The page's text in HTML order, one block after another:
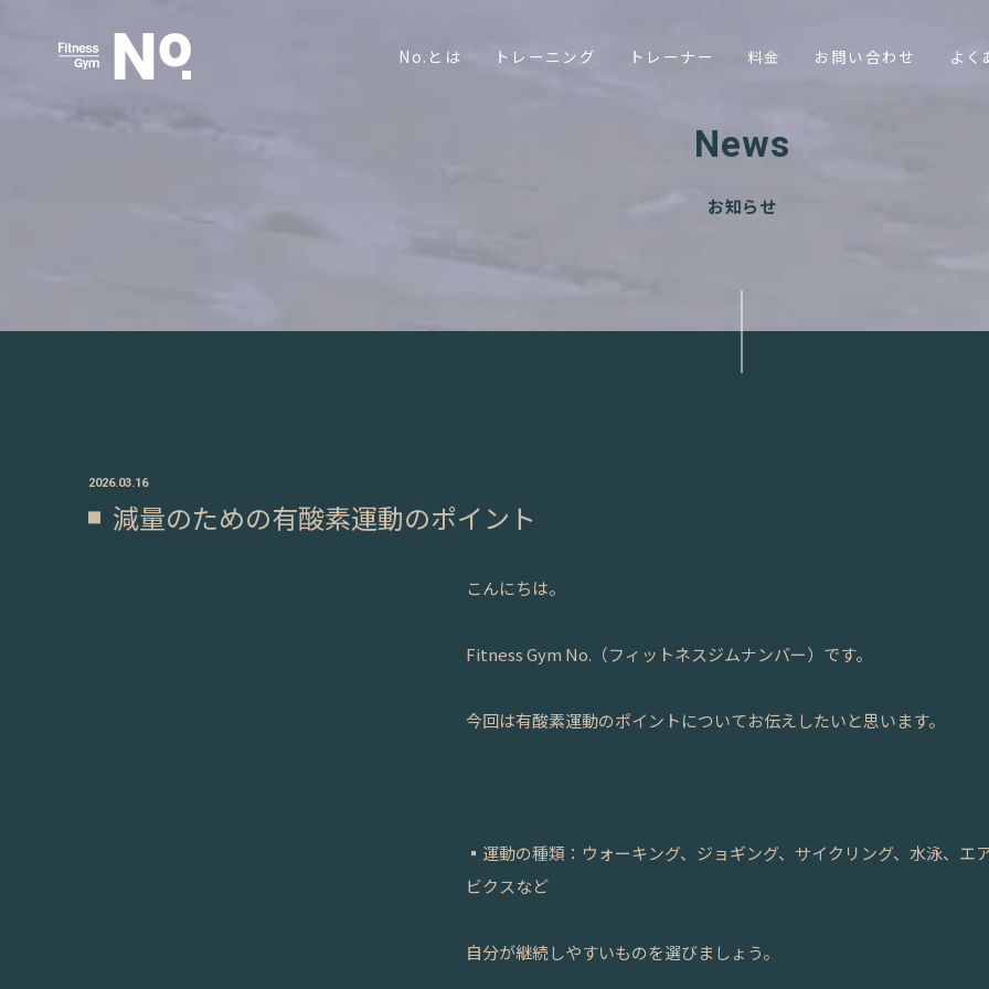
No.とは トレーニング トレーナー 料金 お問い合わせ よく
News
お知らせ
2026.03.16
減量のための有酸素運動のポイント
こんにちは。
Fitness Gym No.（フィットネスジムナンバー）です。
今回は有酸素運動のポイントについてお伝えしたいと思います。
▪️運動の種類：ウォーキング、ジョギング、サイクリング、水泳、エ
ビクスなど
自分が継続しやすいものを選びましょう。